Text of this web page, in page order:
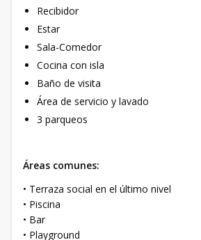
Recibidor
Estar
Sala-Comedor
Cocina con isla
Baño de visita
Área de servicio y lavado
3 parqueos
Áreas comunes:
• Terraza social en el último nivel
• Piscina
• Bar
• Playground